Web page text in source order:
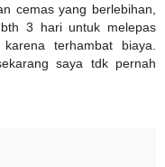
cemas yang berlebihan,
3 hari untuk melepas
terhambat biaya.
saya tdk pernah